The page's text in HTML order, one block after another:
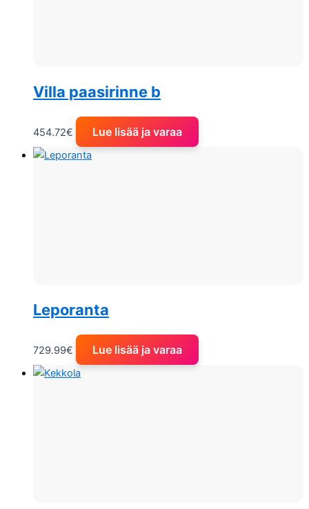
Villa paasirinne b
454.72€ Lue lisää ja varaa
Leporanta
729.99€ Lue lisää ja varaa